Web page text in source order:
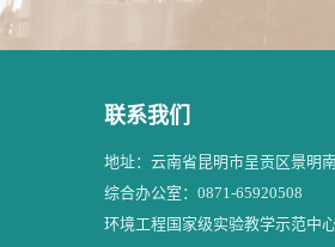
联系我们
地址：云南省昆明市呈贡区景明
综合办公室：0871-65920508
环境工程国家级实验教学示范中